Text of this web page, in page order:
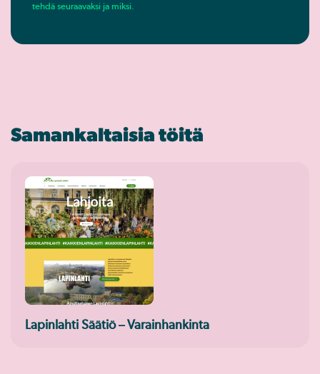
tehdä seuraavaksi ja miksi.
Samankaltaisia töitä
Lapinlahti Säätiö – Varainhankinta